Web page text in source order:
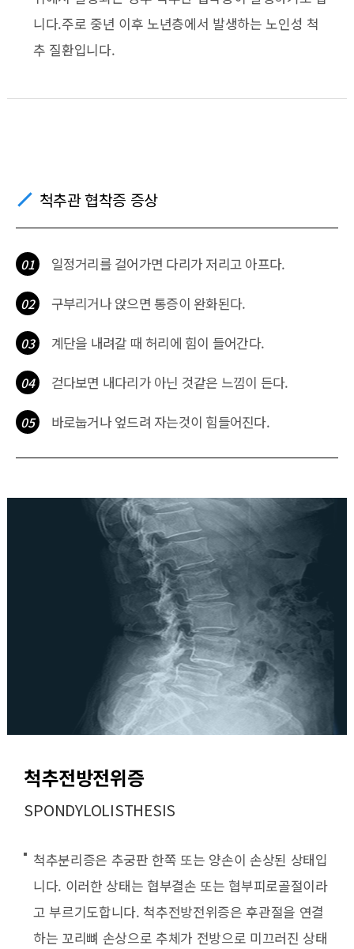
니다.주로 중년 이후 노년층에서 발생하는 노인성 척
추 질환입니다.
척추관 협착증 증상
01 일정거리를 걸어가면 다리가 저리고 아프다.
02 구부리거나 앉으면 통증이 완화된다.
03 계단을 내려갈 때 허리에 힘이 들어간다.
04 걷다보면 내다리가 아닌 것같은 느낌이 든다.
05 바로눕거나 엎드려 자는것이 힘들어진다.
척추전방전위증
SPONDYLOLISTHESIS
척추분리증은 추궁판 한쪽 또는 양손이 손상된 상태입
니다. 이러한 상태는 협부결손 또는 협부피로골절이라
고 부르기도합니다. 척추전방전위증은 후관절을 연결
하는 꼬리뼈 손상으로 추체가 전방으로 미끄러진 상태